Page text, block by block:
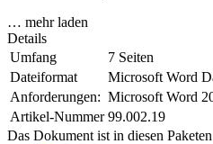
… mehr laden
Details
Umfang
7 Seiten
Dateiformat
Microsoft Word
Anforderungen: Microsoft Word
Artikel-Nummer 99.002.19
Das Dokument ist in diesen